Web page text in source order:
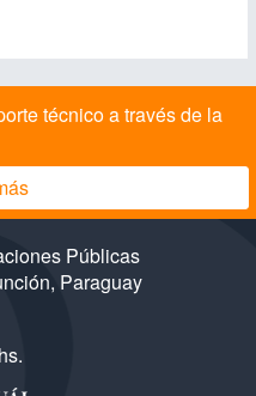
técnico a través de la
Públicas
Paraguay